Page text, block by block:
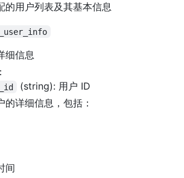
的用户列表及其基本信息
细信息
(string): 用户 ID
的详细信息，包括：
间